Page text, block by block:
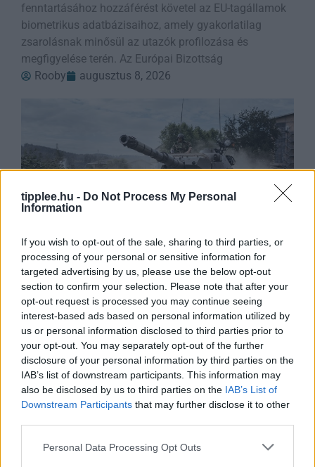
tipplee.hu - Do Not Process My Personal
Information
If you wish to opt-out of the sale, sharing to third parties, or
processing of your personal or sensitive information for
targeted advertising by us, please use the below opt-out
section to confirm your selection. Please note that after your
opt-out request is processed you may continue seeing
interest-based ads based on personal information utilized by
us or personal information disclosed to third parties prior to
your opt-out. You may separately opt-out of the further
disclosure of your personal information by third parties on the
IAB’s list of downstream participants. This information may
also be disclosed by us to third parties on the IAB’s List of
Downstream Participants that may further disclose it to other
Personal Data Processing Opt Outs
fenntartásához hozzáférést követel az EU-tagállamok
biometrikus adatbázisaihoz, amely gyakorlatilag
zsarolásnak minősül az utazók profilozása és
megfigyelése terén. Az Európai Bizottság
Rooby
augusztus 8, 2026
Bastion Óriás: Miért Kellene a World of
Warcraftnak is Ilyen Tank?
Egy igazi tank osztály, a másik meg csak egy játékos,
aki öltözködik – ki tudod találni, melyik melyik? A Final
Fantasy XIV új Bastion kasztja,
Rooby
augusztus 8, 2026